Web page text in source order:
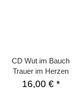
CD Wut im Bauch
Trauer im Herzen
16,00 € *